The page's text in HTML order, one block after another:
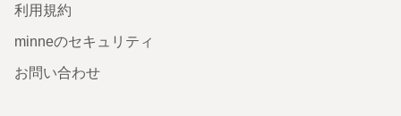
利用規約
minneのセキュリティ
お問い合わせ